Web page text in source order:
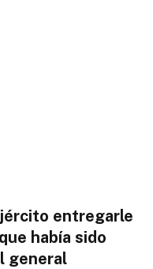
entregarle
había sido
general